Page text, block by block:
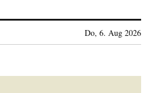
Do, 6. Aug 2026